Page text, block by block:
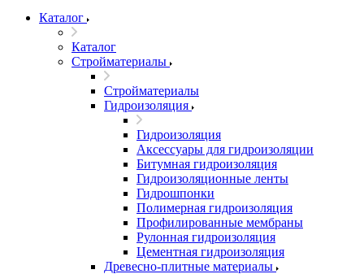
Каталог
Каталог
Стройматериалы
Стройматериалы
Гидроизоляция
Гидроизоляция
Аксессуары для гидроизоляции
Битумная гидроизоляция
Гидроизоляционные ленты
Гидрошпонки
Полимерная гидроизоляция
Профилированные мембраны
Рулонная гидроизоляция
Цементная гидроизоляция
Древесно-плитные материалы